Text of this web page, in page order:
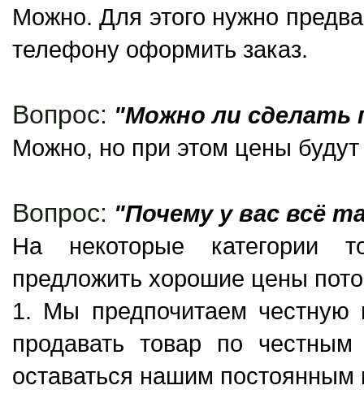
Можно. Для этого нужно
телефону оформить заказ.
Вопрос: "Можно ли сделать
Можно, но при этом цены
Вопрос: "Почему у вас всё
На некоторые категории
предложить хорошие цены
1. Мы предпочитаем честную
продавать товар по
оставаться нашим постоянным